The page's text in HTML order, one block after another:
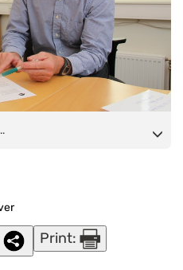
og
Print: